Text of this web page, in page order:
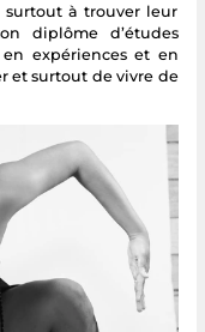
surtout à trouver leur
diplôme d’études
expériences et en
et surtout de vivre de